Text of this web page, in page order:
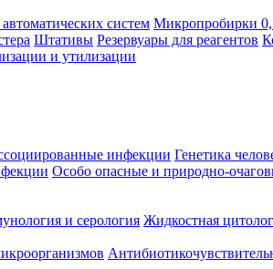
систем Микропробирки
Штативы Резервуары для реагентов
и утилизации
инфекции Генетика
Особо опасные и природно-
и серология Жидкостная